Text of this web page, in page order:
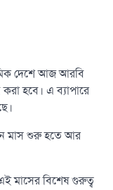
দেশে আজ আরবি
করা হবে। এ ব্যাপারে
মাস শুরু হতে আর
মাসের বিশেষ গুরুত্ব